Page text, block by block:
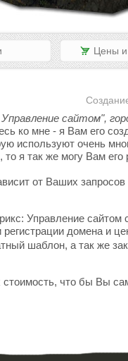
Цены и
сайтом",
ко мне - я Вам его
используют очень
я так же могу Вам его
от Ваших
Управление сайтом
домена и
шаблон, а так же
стоимость, что бы Вы